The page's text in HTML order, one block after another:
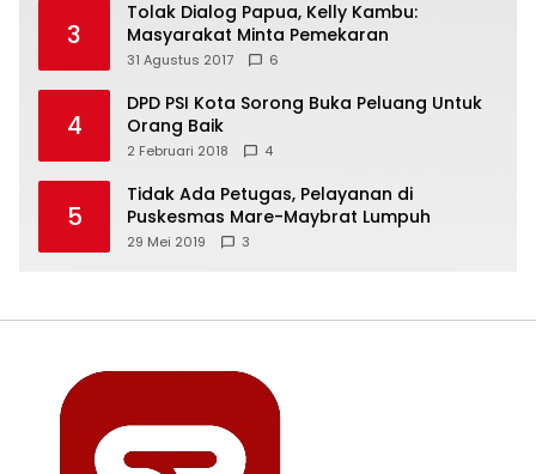
3
Tolak Dialog Papua, Kelly Kambu:
Masyarakat Minta Pemekaran
31 Agustus 2017 6
4
DPD PSI Kota Sorong Buka Peluang Untuk
Orang Baik
2 Februari 2018 4
5
Tidak Ada Petugas, Pelayanan di
Puskesmas Mare-Maybrat Lumpuh
29 Mei 2019 3